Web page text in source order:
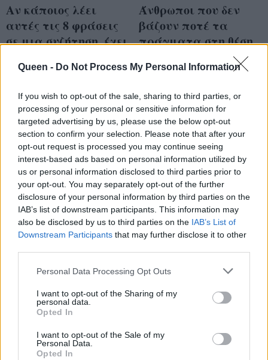
Queen - Do Not Process My Personal Information
If you wish to opt-out of the sale, sharing to third parties, or
processing of your personal or sensitive information for
targeted advertising by us, please use the below opt-out
section to confirm your selection. Please note that after your
opt-out request is processed you may continue seeing
interest-based ads based on personal information utilized by
us or personal information disclosed to third parties prior to
your opt-out. You may separately opt-out of the further
disclosure of your personal information by third parties on the
IAB’s list of downstream participants. This information may
also be disclosed by us to third parties on the IAB’s List of
Downstream Participants that may further disclose it to other
Personal Data Processing Opt Outs
I want to opt-out of the Sharing of my
personal data.
Opted In
I want to opt-out of the Sale of my
Personal Data.
Opted In
Αν κάποιος λέει
αυτές τις 8 φράσεις
σε μια συζήτηση, έχει
ψυχολογικά
Άνθρωποι που δεν
βάζουν ποτέ τα
πράγματα στη θέση
τους συνήθως έχουν
αυτά τα 7
Η πιο επώδυνη σχέση
της ζωής σου θα είναι
με το άτομο που έχει
αυτά τα 10
χαρακτηριστικά
Η ψυχολογία λέει: Αν
μηνύματα από τις
αυτά τα
χαρακτηριστικά